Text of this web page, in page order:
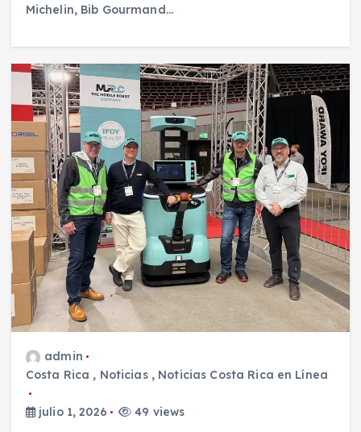
Michelin, Bib Gourmand…
admin
Costa Rica , Noticias, Noticias Costa Rica en Línea
julio 1, 2026 49 views